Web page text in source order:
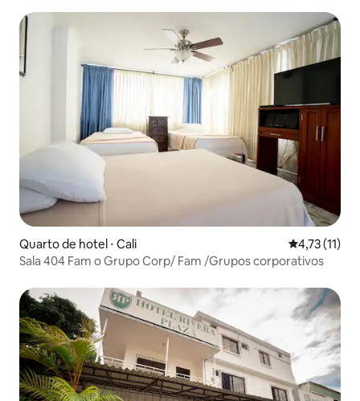
Quarto de hotel ⋅ Cali 4,73 de uma
4,73 (11)
Sala 404 Fam o Grupo Corp/ Fam /Grupos corporativos